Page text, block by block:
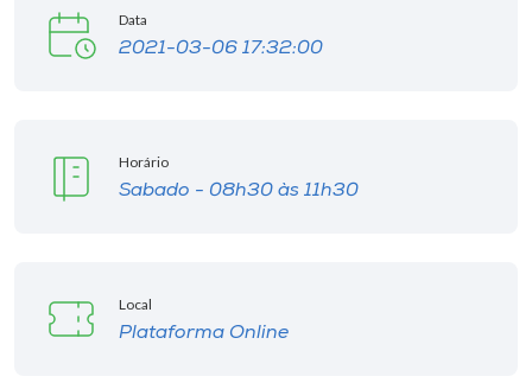
Data
2021-03-06 17:32:00
Horário
Sabado - 08h30 às 11h30
Local
Plataforma Online